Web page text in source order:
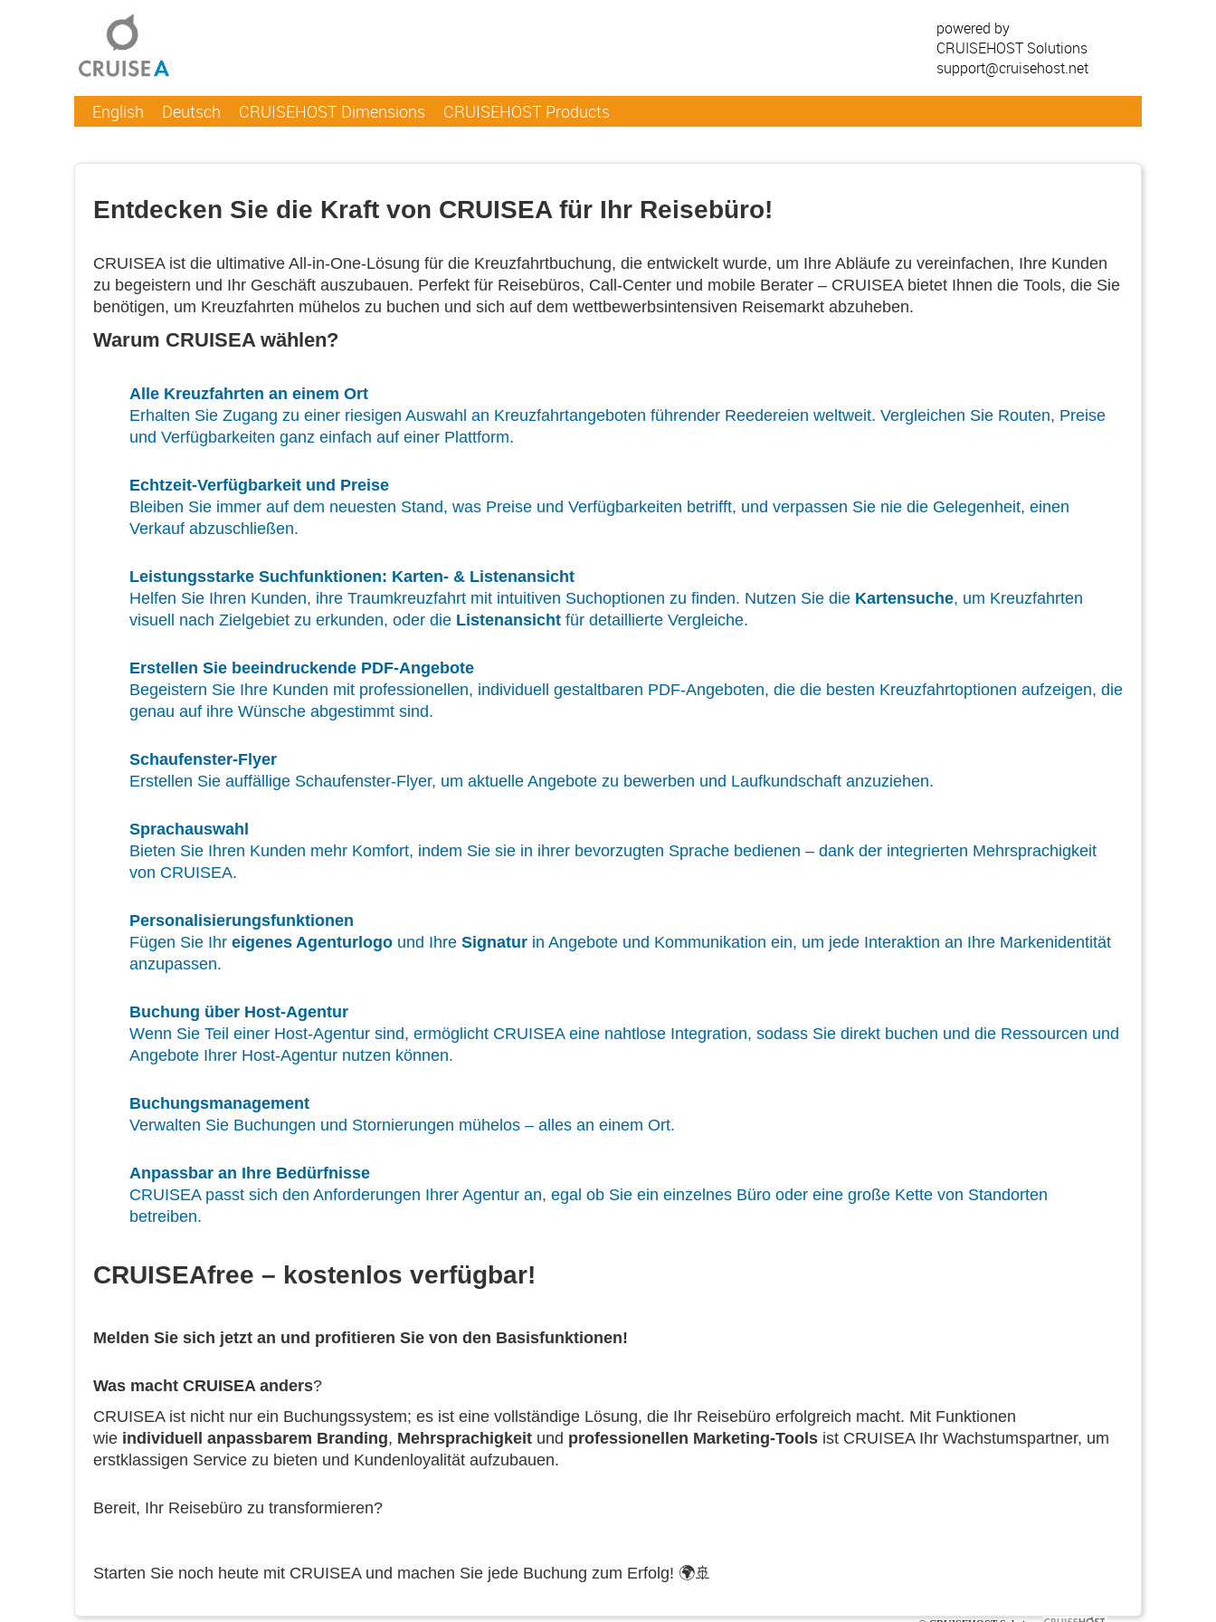
English Deutsch CRUISEHOST Dimensions CRUISEHOST Products
powered by
CRUISEHOST Solutions
support@cruisehost.net
Entdecken Sie die Kraft von CRUISEA für Ihr Reisebüro!
CRUISEA ist die ultimative All-in-One-Lösung für die Kreuzfahrtbuchung, die entwickelt wurde, um Ihre Abläufe zu vereinfachen, Ihre Kunden
zu begeistern und Ihr Geschäft auszubauen. Perfekt für Reisebüros, Call-Center und mobile Berater – CRUISEA bietet Ihnen die Tools, die Sie
benötigen, um Kreuzfahrten mühelos zu buchen und sich auf dem wettbewerbsintensiven Reisemarkt abzuheben.
Warum CRUISEA wählen?
Alle Kreuzfahrten an einem Ort
Erhalten Sie Zugang zu einer riesigen Auswahl an Kreuzfahrtangeboten führender Reedereien weltweit. Vergleichen Sie Routen, Preise
und Verfügbarkeiten ganz einfach auf einer Plattform.
Echtzeit-Verfügbarkeit und Preise
Bleiben Sie immer auf dem neuesten Stand, was Preise und Verfügbarkeiten betrifft, und verpassen Sie nie die Gelegenheit, einen
Verkauf abzuschließen.
Leistungsstarke Suchfunktionen: Karten- & Listenansicht
Helfen Sie Ihren Kunden, ihre Traumkreuzfahrt mit intuitiven Suchoptionen zu finden. Nutzen Sie die Kartensuche, um Kreuzfahrten
visuell nach Zielgebiet zu erkunden, oder die Listenansicht für detaillierte Vergleiche.
Erstellen Sie beeindruckende PDF-Angebote
Begeistern Sie Ihre Kunden mit professionellen, individuell gestaltbaren PDF-Angeboten, die die besten Kreuzfahrtoptionen aufzeigen, die
genau auf ihre Wünsche abgestimmt sind.
Schaufenster-Flyer
Erstellen Sie auffällige Schaufenster-Flyer, um aktuelle Angebote zu bewerben und Laufkundschaft anzuziehen.
Sprachauswahl
Bieten Sie Ihren Kunden mehr Komfort, indem Sie sie in ihrer bevorzugten Sprache bedienen – dank der integrierten Mehrsprachigkeit
von CRUISEA.
Personalisierungsfunktionen
Fügen Sie Ihr eigenes Agenturlogo und Ihre Signatur in Angebote und Kommunikation ein, um jede Interaktion an Ihre Markenidentität
anzupassen.
Buchung über Host-Agentur
Wenn Sie Teil einer Host-Agentur sind, ermöglicht CRUISEA eine nahtlose Integration, sodass Sie direkt buchen und die Ressourcen und
Angebote Ihrer Host-Agentur nutzen können.
Buchungsmanagement
Verwalten Sie Buchungen und Stornierungen mühelos – alles an einem Ort.
Anpassbar an Ihre Bedürfnisse
CRUISEA passt sich den Anforderungen Ihrer Agentur an, egal ob Sie ein einzelnes Büro oder eine große Kette von Standorten
betreiben.
CRUISEAfree – kostenlos verfügbar!
Melden Sie sich jetzt an und profitieren Sie von den Basisfunktionen!
Was macht CRUISEA anders?
CRUISEA ist nicht nur ein Buchungssystem; es ist eine vollständige Lösung, die Ihr Reisebüro erfolgreich macht. Mit Funktionen
wie individuell anpassbarem Branding, Mehrsprachigkeit und professionellen Marketing-Tools ist CRUISEA Ihr Wachstumspartner, um
erstklassigen Service zu bieten und Kundenloyalität aufzubauen.
Bereit, Ihr Reisebüro zu transformieren?
Starten Sie noch heute mit CRUISEA und machen Sie jede Buchung zum Erfolg! 🌍🚢